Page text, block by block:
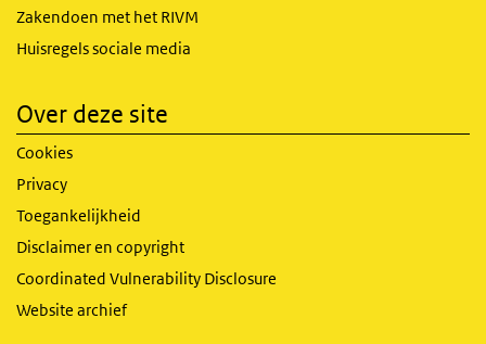
Zakendoen met het RIVM
Huisregels sociale media
Over deze site
Cookies
Privacy
Toegankelijkheid
Disclaimer en copyright
Coordinated Vulnerability Disclosure
Website archief